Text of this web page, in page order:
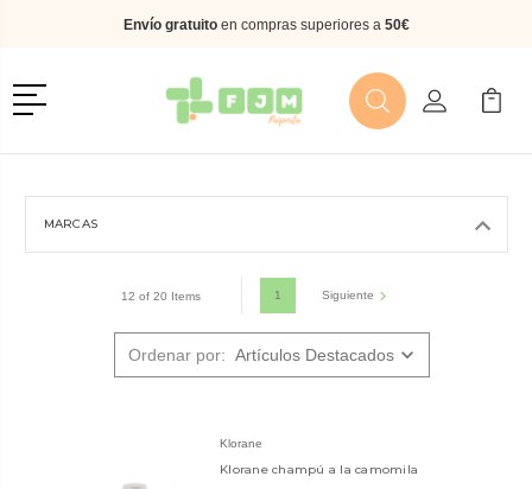
Envío gratuitoen compras superiores a 50€
Menú
BuscarMi Cuenta
Mi
MARCAS
12 of 20 Items 1 Siguiente
Ordenar por:
Klorane
Klorane champú a la camomila